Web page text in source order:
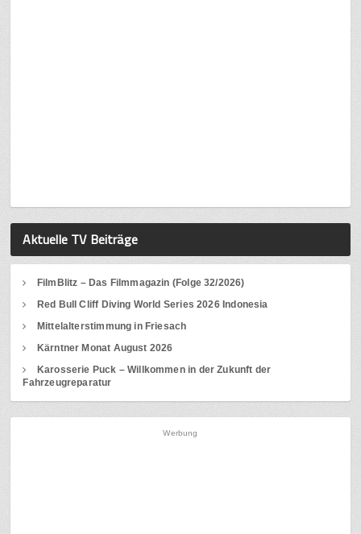
Aktuelle TV Beiträge
FilmBlitz – Das Filmmagazin (Folge 32/2026)
Red Bull Cliff Diving World Series 2026 Indonesia
Mittelalterstimmung in Friesach
Kärntner Monat August 2026
Karosserie Puck – Willkommen in der Zukunft der
Fahrzeugreparatur
Werbung